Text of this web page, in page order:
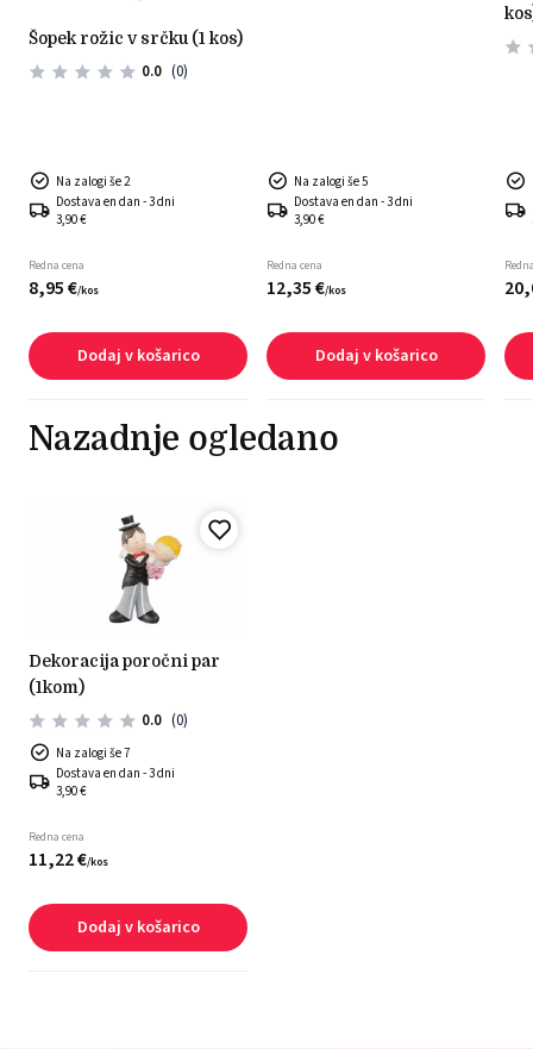
šopek rožic v srčku (1 kos)
0.0 (0)
Na zalogi še 2
Dostava en dan - 3 dni
3,90 €
Redna cena
8,95€/kos
Dodaj v košarico
Na zalogi še 5
Dostava en dan - 3 dni
3,90 €
Redna cena
12,35€/kos
Dodaj v košarico
20,
Nazadnje ogledano
dekoracija poročni par
(1kom)
0.0 (0)
Na zalogi še 7
Dostava en dan - 3 dni
3,90 €
Redna cena
11,22€/kos
Dodaj v košarico